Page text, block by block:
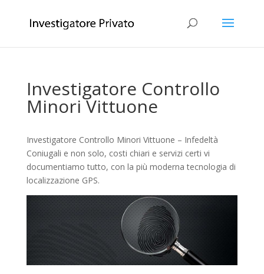
Investigatore Controllo
Minori Vittuone
Investigatore Controllo Minori Vittuone – Infedeltà
Coniugali e non solo, costi chiari e servizi certi vi
documentiamo tutto, con la più moderna tecnologia di
localizzazione GPS.